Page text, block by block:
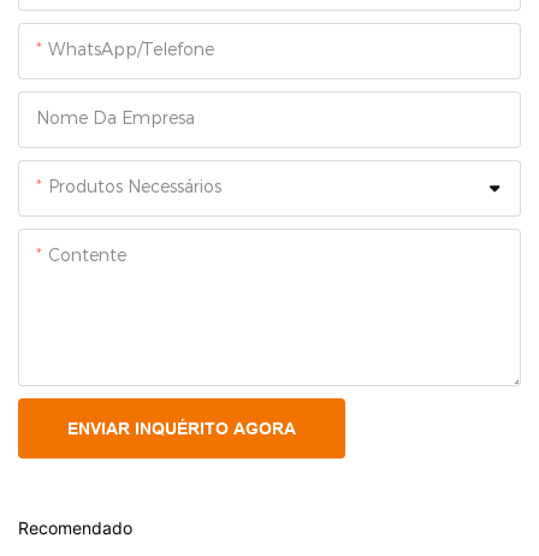
WhatsApp/Telefone
Nome Da Empresa
Produtos Necessários
Contente
ENVIAR INQUÉRITO AGORA
Recomendado